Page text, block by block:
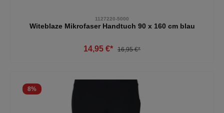
1127220-5000
Witeblaze Mikrofaser Handtuch 90 x 160 cm blau
14,95 €* 16,95 €*
8%